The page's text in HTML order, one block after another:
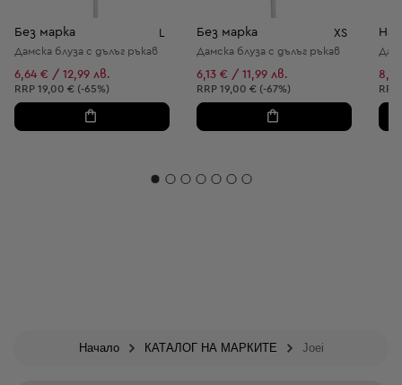
Без марка L
Дамска блуза с дълъг ръкав
6,64 € / 12,99 лв.
Препоръчителна цена:
RRP 19,00 € (-65%)
Без марка XS
Дамска блуза с дълъг ръкав
6,13 € / 11,99 лв.
Препоръчителна цена:
RRP 19,00 € (-67%) RRP
Начало КАТАЛОГ НА МАРКИТЕ Joei